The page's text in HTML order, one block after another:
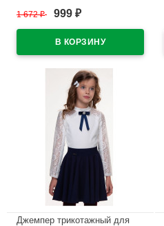
короткий рукав цвет белый
34/134-44/164
1 672₽ 999 ₽
Джемпер трикотажный для